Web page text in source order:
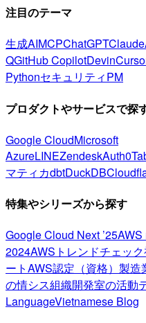
注目のテーマ
生成AIMCPChatGPTClaude
QGitHub CopilotDevin
PythonセキュリティPM
プロダクトやサービスで探
Google CloudMicrosoft
AzureLINEZendeskAuth0
マティカdbtDuckDB
特集やシリーズから探す
Google Cloud Next ’25AWS
2024AWSトレンドチェック
ートAWS認定（資格） 製造
の情シス組織開発室の活動
LanguageVietnamese Blog